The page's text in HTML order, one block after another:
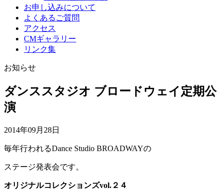
お申し込みについて
よくあるご質問
アクセス
CMギャラリー
リンク集
お知らせ
ダンススタジオ ブロードウェイ定期公
演
2014年09月28日
毎年行われるDance Studio BROADWAYの
ステージ発表会です。
オリジナルコレクションズvol.２４